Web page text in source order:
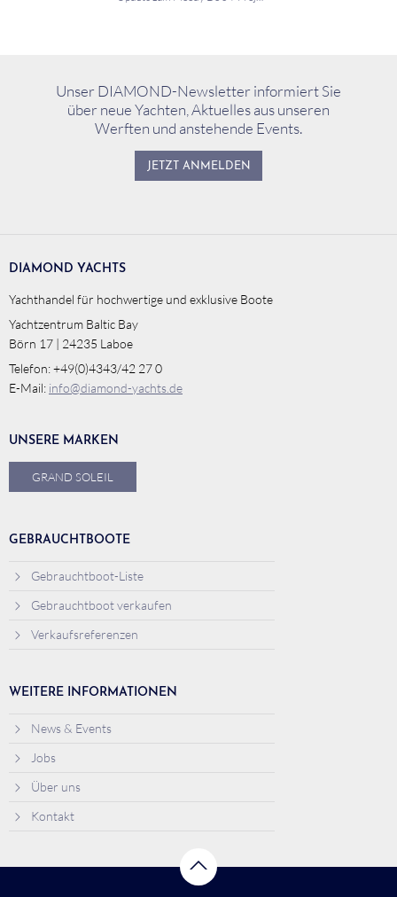
Unser DIAMOND-Newsletter informiert Sie
über neue Yachten, Aktuelles aus unseren
Werften und anstehende Events.
JETZT ANMELDEN
DIAMOND YACHTS
Yachthandel für hochwertige und exklusive Boote
Yachtzentrum Baltic Bay
Börn 17 | 24235 Laboe
Telefon: +49(0)4343/42 27 0
E-Mail: info@diamond-yachts.de
UNSERE MARKEN
GRAND SOLEIL
GEBRAUCHTBOOTE
Gebrauchtboot-Liste
Gebrauchtboot verkaufen
Verkaufsreferenzen
WEITERE INFORMATIONEN
News & Events
Jobs
Über uns
Kontakt